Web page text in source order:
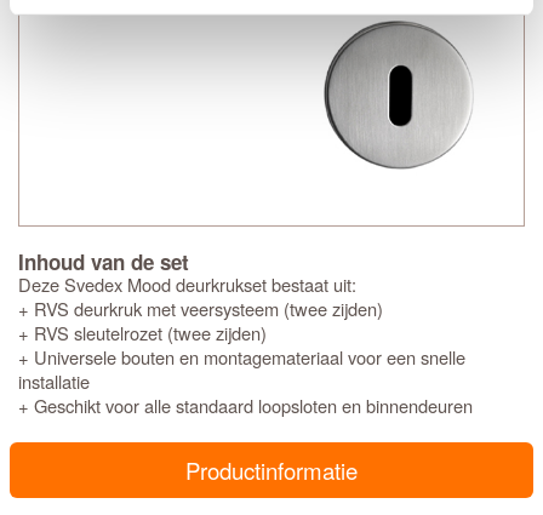
Inhoud van de set
Deze Svedex Mood deurkrukset bestaat uit:
+ RVS deurkruk met veersysteem (twee zijden)
+ RVS sleutelrozet (twee zijden)
+ Universele bouten en montagemateriaal voor een snelle
installatie
+ Geschikt voor alle standaard loopsloten en binnendeuren
Productinformatie